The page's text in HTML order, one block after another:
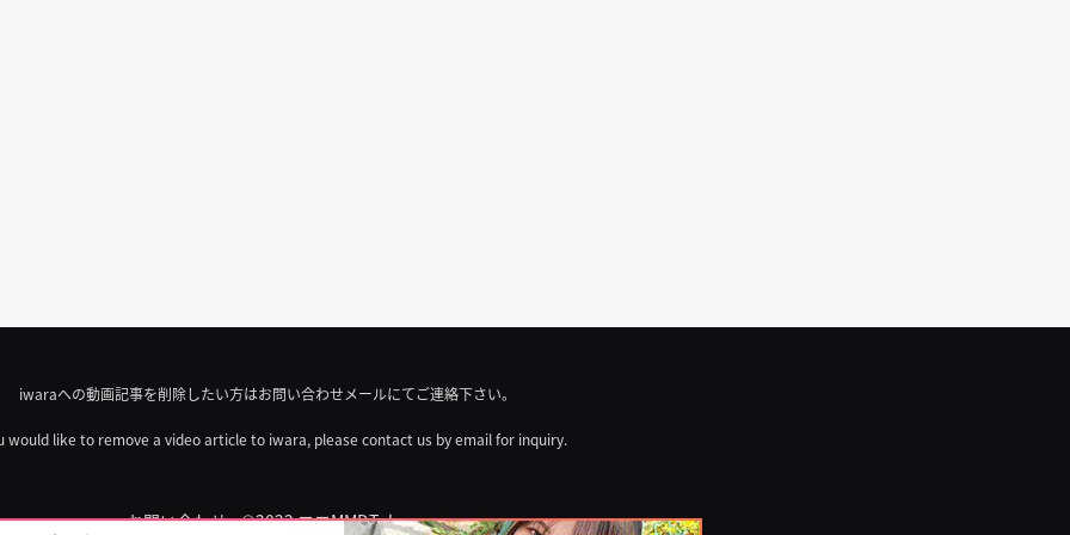
iwaraへの動画記事を削除したい方はお問い合わせメールにてご連絡下さい。
would like to remove a video article to iwara, please contact us by email for inquiry.
お問い合わせ ©2022 エロMMDTube